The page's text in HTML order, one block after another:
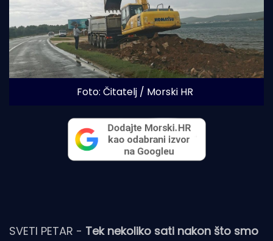
Foto: Čitatelj / Morski HR
SVETI PETAR - Tek nekoliko sati nakon što smo